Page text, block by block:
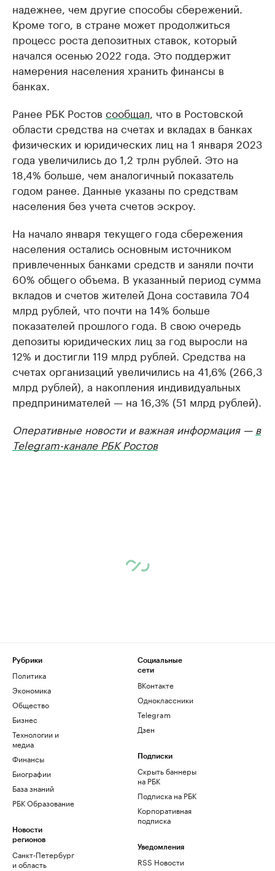
надежнее, чем другие способы сбережений.
Кроме того, в стране может продолжиться
процесс роста депозитных ставок, который
начался осенью 2022 года. Это поддержит
намерения населения хранить финансы в
банках.
Ранее РБК Ростов сообщал, что в Ростовской
области средства на счетах и вкладах в банках
физических и юридических лиц на 1 января 2023
года увеличились до 1,2 трлн рублей. Это на
18,4% больше, чем аналогичный показатель
годом ранее. Данные указаны по средствам
населения без учета счетов эскроу.
На начало января текущего года сбережения
населения остались основным источником
привлеченных банками средств и заняли почти
60% общего объема. В указанный период сумма
вкладов и счетов жителей Дона составила 704
млрд рублей, что почти на 14% больше
показателей прошлого года. В свою очередь
депозиты юридических лиц за год выросли на
12% и достигли 119 млрд рублей. Средства на
счетах организаций увеличились на 41,6% (266,3
млрд рублей), а накопления индивидуальных
предпринимателей — на 16,3% (51 млрд рублей).
Оперативные новости и важная информация —в
Telegram-канале РБК Ростов
Рубрики
Политика
Экономика
Общество
Бизнес
Технологии и
медиа
Финансы
Биографии
База знаний
РБК Образование
Новости
регионов
Санкт-Петербург
и область
Социальные
сети
ВКонтакте
Одноклассники
Telegram
Дзен
Подписки
Скрыть баннеры
на РБК
Подписка на РБК
Корпоративная
подписка
Уведомления
RSS Новости